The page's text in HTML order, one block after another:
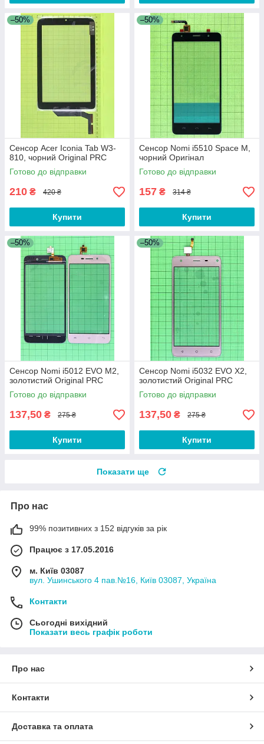
–50%
Сенсор Acer Iconia Tab W3-
810, чорний Original PRC
Готово до відправки
210 ₴ 420 ₴
Купити
–50%
Сенсор Nomi i5510 Space M,
чорний Оригінал
Готово до відправки
157 ₴ 314 ₴
Купити
–50%
Сенсор Nomi i5012 EVO M2,
золотистий Original PRC
Готово до відправки
137,50 ₴ 275 ₴
Купити
–50%
Сенсор Nomi i5032 EVO X2,
золотистий Original PRC
Готово до відправки
137,50 ₴ 275 ₴
Купити
Показати ще
Про нас
99% позитивних з 152 відгуків за рік
Працює з 17.05.2016
м. Київ 03087
вул. Ушинського 4 пав.№16, Київ 03087, Україна
Контакти
Сьогодні вихідний
Показати весь графік роботи
Про нас
Контакти
Доставка та оплата